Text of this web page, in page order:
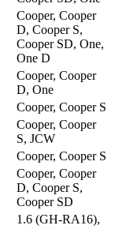
Cooper, Cooper
D, Cooper S,
Cooper SD, One,
One D
Cooper, Cooper
D, One
Cooper, Cooper S
Cooper, Cooper
S, JCW
Cooper, Cooper S
Cooper, Cooper
D, Cooper S,
Cooper SD
1.6 (GH-RA16),